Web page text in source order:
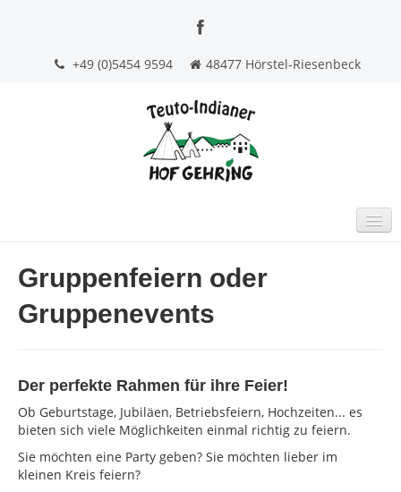
+49 (0)5454 9594 48477 Hörstel-Riesenbeck
STARTSEITE
Gruppenfeiern oder
Gruppenevents
Der perfekte Rahmen für ihre Feier!
Ob Geburtstage, Jubiläen, Betriebsfeiern, Hochzeiten... es
bieten sich viele Möglichkeiten einmal richtig zu feiern.
Sie möchten eine Party geben? Sie möchten lieber im
kleinen Kreis feiern?